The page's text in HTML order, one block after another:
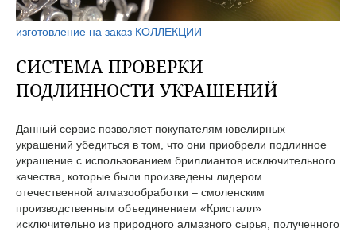
изготовление на заказ КОЛЛЕКЦИИ
СИСТЕМА ПРОВЕРКИ
ПОДЛИННОСТИ УКРАШЕНИЙ
Данный сервис позволяет покупателям ювелирных
украшений убедиться в том, что они приобрели подлинное
украшение с использованием бриллиантов исключительного
качества, которые были произведены лидером
отечественной алмазообработки – смоленским
производственным объединением «Кристалл»
исключительно из природного алмазного сырья, полученного